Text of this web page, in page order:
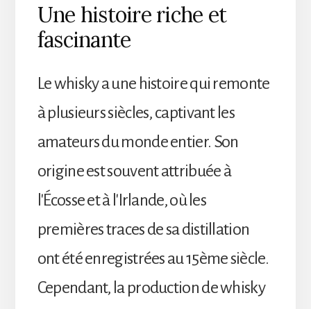
Une histoire riche et
fascinante
Le whisky a une histoire qui remonte
à plusieurs siècles, captivant les
amateurs du monde entier. Son
origine est souvent attribuée à
l'Écosse et à l'Irlande, où les
premières traces de sa distillation
ont été enregistrées au 15ème siècle.
Cependant, la production de whisky